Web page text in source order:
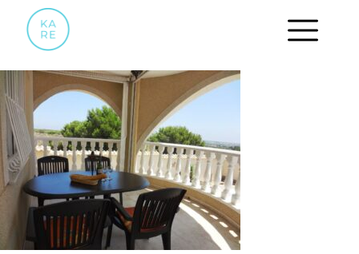
12 OVERDEKT TERRAS